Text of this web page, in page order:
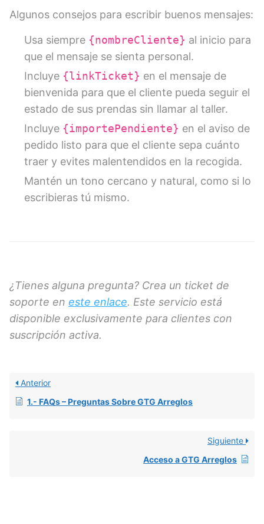
Algunos consejos para escribir buenos mensajes:
Usa siempre {nombreCliente} al inicio para
que el mensaje se sienta personal.
Incluye {linkTicket} en el mensaje de
bienvenida para que el cliente pueda seguir el
estado de sus prendas sin llamar al taller.
Incluye {importePendiente} en el aviso de
pedido listo para que el cliente sepa cuánto
traer y evites malentendidos en la recogida.
Mantén un tono cercano y natural, como si lo
escribieras tú mismo.
¿Tienes alguna pregunta? Crea un ticket de
soporte en este enlace. Este servicio está
disponible exclusivamente para clientes con
suscripción activa.
Anterior
1.- FAQs – Preguntas Sobre GTG Arreglos
Siguiente
Acceso a GTG Arreglos